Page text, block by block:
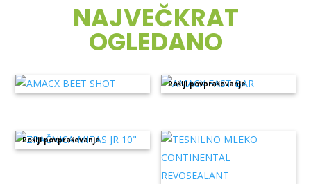
NAJVEČKRAT
OGLEDANO
Pošlji povpraševanje
Pošlji povpraševanje